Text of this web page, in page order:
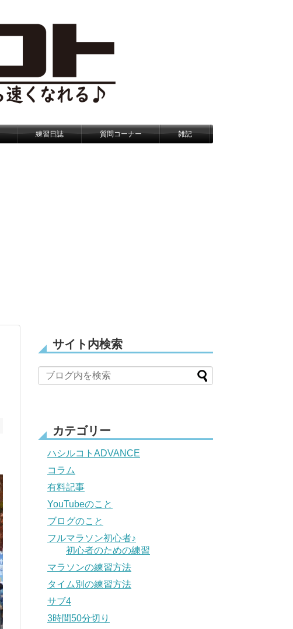
練習日誌 質問コーナー 雑記
サイト内検索
カテゴリー
ハシルコトADVANCE
コラム
有料記事
YouTubeのこと
ブログのこと
フルマラソン初心者♪
初心者のための練習
マラソンの練習方法
タイム別の練習方法
サブ4
3時間50分切り